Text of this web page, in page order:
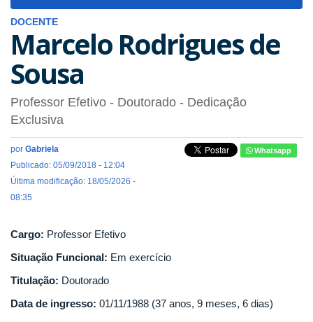
DOCENTE
Marcelo Rodrigues de
Sousa
Professor Efetivo - Doutorado - Dedicação
Exclusiva
por Gabriela
Publicado: 05/09/2018 - 12:04
Última modificação: 18/05/2026 -
08:35
Whatsapp
Cargo: Professor Efetivo
Situação Funcional: Em exercício
Titulação: Doutorado
Data de ingresso: 01/11/1988 (37 anos, 9 meses, 6 dias)